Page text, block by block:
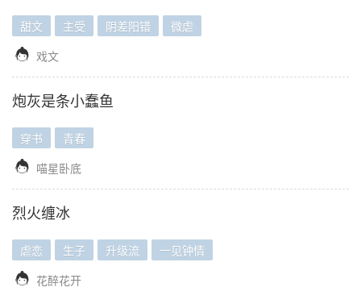
甜文 主受 阴差阳错 微虐
 戏文
炮灰是条小蠢鱼
穿书 青春
 喵星卧底
烈火缠冰
虐恋 生子 升级流 一见钟情
 花醉花开